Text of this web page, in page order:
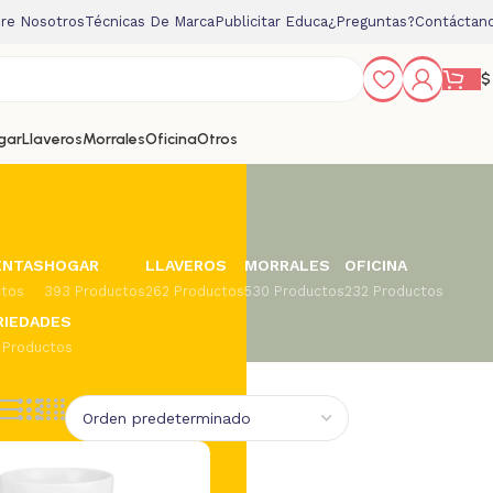
NosotrosTécnicas De MarcaPublicitar Educa¿Preguntas?
$
LlaverosMorralesOficinaOtros
HOGAR
393 Productos
LLAVEROS
262 Productos
MORRALES
530 Productos
OFICINA
232 Productos
Productos